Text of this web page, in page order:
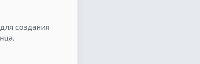
создания